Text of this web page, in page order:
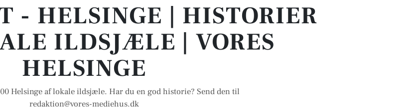
- HELSINGE | HISTORIER
ILDSJÆLE | VORES
HELSINGE
Helsinge af lokale ildsjæle. Har du en god historie? Send den til
redaktion@vores-mediehus.dk